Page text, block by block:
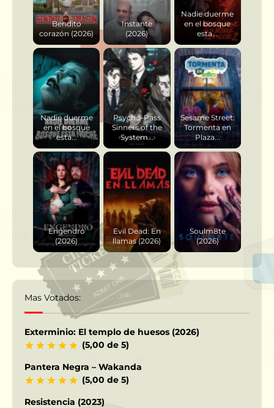
Bendito
corazón (2026)
Instante
(2026)
Nadie duerme
en el bosque
esta...
Nadie duerme
en el bosque
esta...
Psycho-Pass
Sinners of the
System...
Sesame Street:
Tormenta en
Plaza...
Engendro
(2026)
Evil Dead: En
llamas (2026)
Soulm8te
(2026)
Mas Votados:
Exterminio: El templo de huesos (2026)
(5,00 de 5)
Pantera Negra – Wakanda
(5,00 de 5)
Resistencia (2023)